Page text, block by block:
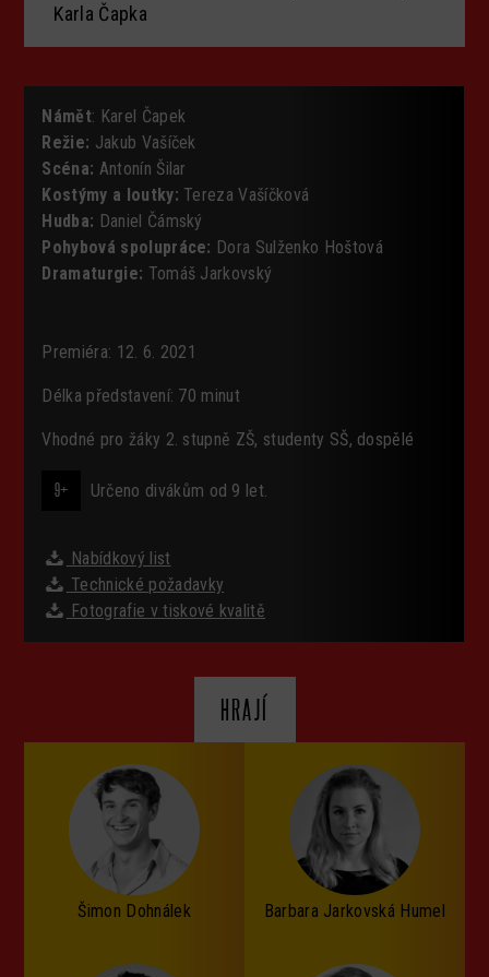
Karla Čapka
Námět: Karel Čapek
Režie: Jakub Vašíček
Scéna: Antonín Šilar
Kostýmy a loutky: Tereza Vašíčková
Hudba: Daniel Čámský
Pohybová spolupráce: Dora Sulženko Hoštová
Dramaturgie: Tomáš Jarkovský
Premiéra: 12. 6. 2021
Délka představení: 70 minut
Vhodné pro žáky 2. stupně ZŠ, studenty SŠ, dospělé
9+ Určeno divákům od 9 let.
Nabídkový list
Technické požadavky
Fotografie v tiskové kvalitě
HRAJÍ
Šimon Dohnálek Barbara Jarkovská Humel